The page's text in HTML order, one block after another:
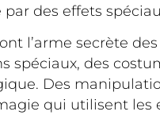
des effets
l’arme secrète
spéciaux, des
Des
qui utilisent les